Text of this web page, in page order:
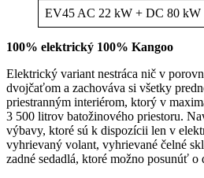
EV45 AC 22 kW + DC 80 kW
100% elektrický 100% Kangoo
Elektrický variant nestráca nič v
dvojčaťom a zachováva si všetky
priestranným interiérom, ktorý v
3 500 litrov batožinového priestoru.
výbavy, ktoré sú k dispozícii len v
vyhrievaný volant, vyhrievané čelné
zadné sedadlá, ktoré možno posunúť o